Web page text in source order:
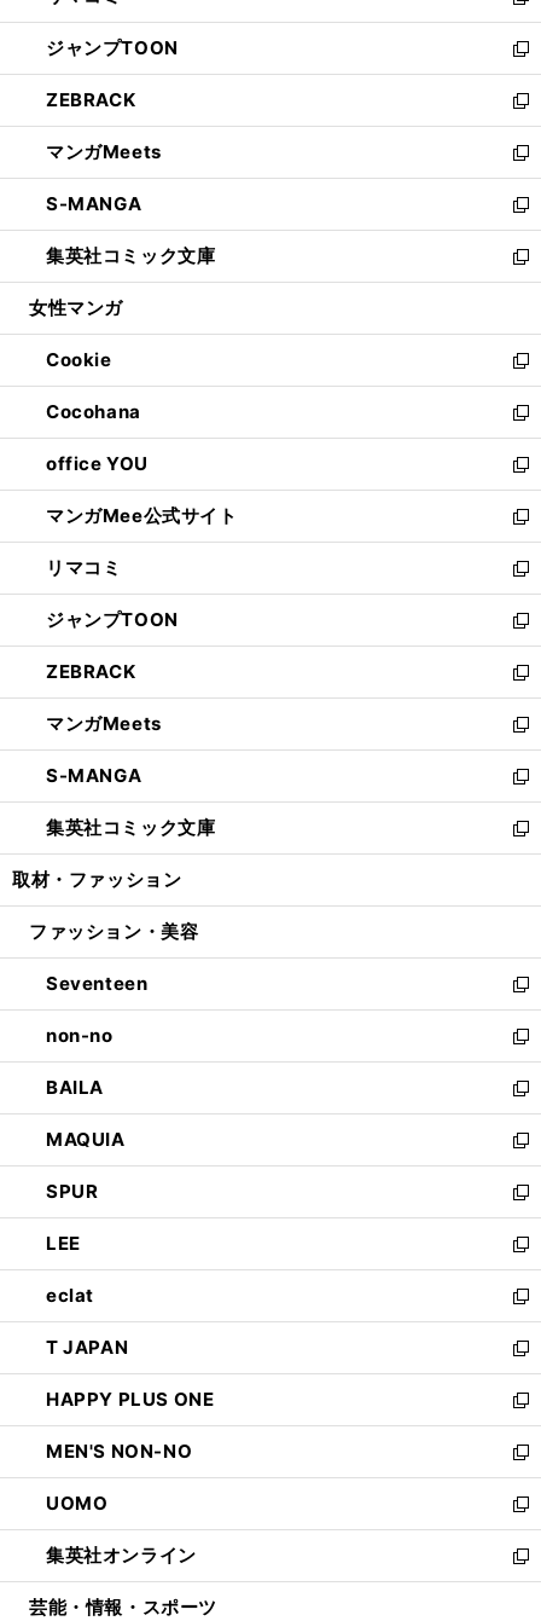
開
く
ウ
で
開
く
ン
ド
ウ
で
開
く
ウ
ィ
ン
ド
ウ
で
開
く
し
い
ウ
ィ
ン
ド
ウ
で
開
く
ジャンプTOON
新
し
い
ウ
ィ
ン
ド
ウ
で
開
ZEBRACK
新
し
い
ウ
ィ
ン
ド
ウ
開
く
マンガMeets
新
し
い
ウ
ィ
ン
ウ
で
開
く
S-MANGA
新
し
い
ウ
ン
ド
ウ
で
開
く
集英社コミック文庫
新
し
ウ
ィ
ン
ド
ウ
で
開
く
女性マンガ
Cookie
新
し
い
ウ
ィ
ン
ド
ウ
で
開
く
Cocohana
新
し
い
ウ
ィ
ン
ド
ウ
で
開
く
office YOU
新
し
い
ウ
ィ
ン
ド
ウ
で
開
く
マンガMee公式サイト
新
し
い
ウ
ィ
ン
ド
ウ
で
開
く
リマコミ
新
し
い
ウ
ィ
ン
ド
ウ
で
開
く
ジャンプTOON
新
し
い
ウ
ィ
ン
ド
ウ
で
開
ZEBRACK
新
し
い
ウ
ィ
ン
ド
ウ
開
マンガMeets
新
し
い
ウ
ィ
ン
ウ
開
く
S-MANGA
新
し
い
ウ
ン
ウ
で
開
く
集英社コミック文庫
新
し
ウ
ン
ド
ウ
で
開
く
取材・ファッション
ファッション・美容
Seventeen
新
し
い
ウ
ィ
ン
ド
ウ
で
開
く
non-no
新
し
い
ウ
ィ
ン
ド
ウ
で
開
く
BAILA
新
し
い
ウ
ィ
ン
ド
ウ
で
開
く
MAQUIA
新
し
い
ウ
ィ
ン
ド
ウ
で
開
く
SPUR
新
し
い
ウ
ィ
ン
ド
ウ
で
開
く
LEE
新
し
い
ウ
ィ
ン
ド
ウ
で
開
く
eclat
新
し
い
ウ
ィ
ン
ド
ウ
で
開
く
T JAPAN
新
し
い
ウ
ィ
ン
ド
ウ
で
開
HAPPY PLUS ONE
新
し
い
ウ
ィ
ン
ド
ウ
MEN'S NON-NO
新
し
い
ウ
ィ
ン
UOMO
新
し
い
ウ
集英社オンライン
新
し
芸能・情報・スポーツ